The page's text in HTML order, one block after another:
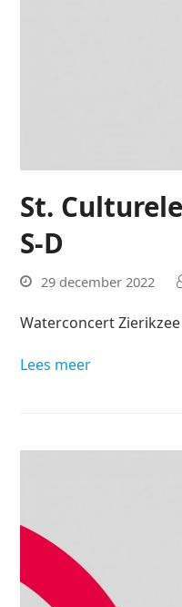
St.
S-D
29 december 2022
Waterconcert Zierikzee
Lees meer